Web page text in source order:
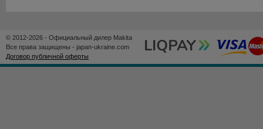
© 2012-2026 - Официальный дилер Makita
Все права защищены - japan-ukraine.com
Договор публичной оферты